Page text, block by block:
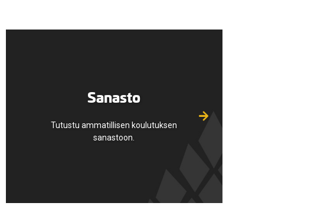
Sanasto
Tutustu ammatillisen koulutuksen
sanastoon.